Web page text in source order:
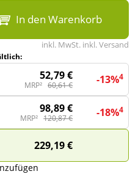
In den Warenkorb
inkl. MwSt. inkl. Versand
52,79 €
MRP² 60,61 € -13%4
98,89 €
MRP² 120,87 € -18%4
229,19 €